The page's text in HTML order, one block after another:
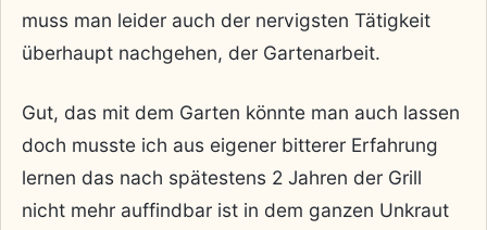
muss man leider auch der nervigsten Tätigkeit
überhaupt nachgehen, der Gartenarbeit.
Gut, das mit dem Garten könnte man auch lassen
doch musste ich aus eigener bitterer Erfahrung
lernen das nach spätestens 2 Jahren der Grill
nicht mehr auffindbar ist in dem ganzen Unkraut